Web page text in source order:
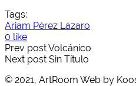
Tags:
Ariam Pérez Lázaro
0 like
Prev postVolcánico
Next post Sin Título
© 2021, ArtRoom Web by